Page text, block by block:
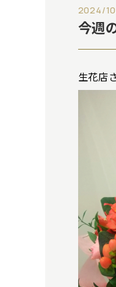
2024/
今週
生花店